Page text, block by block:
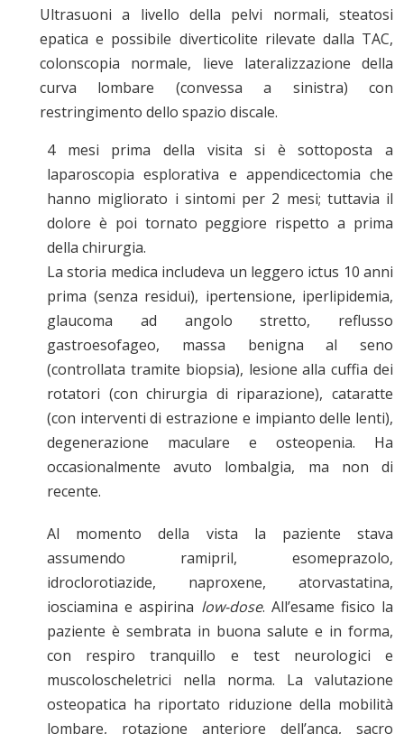
Ultrasuoni a livello della pelvi normali, steatosi
epatica e possibile diverticolite rilevate dalla TAC,
colonscopia normale, lieve lateralizzazione della
curva lombare (convessa a sinistra) con
restringimento dello spazio discale.
4 mesi prima della visita si è sottoposta a
laparoscopia esplorativa e appendicectomia che
hanno migliorato i sintomi per 2 mesi; tuttavia il
dolore è poi tornato peggiore rispetto a prima
della chirurgia.
La storia medica includeva un leggero ictus 10 anni
prima (senza residui), ipertensione, iperlipidemia,
glaucoma ad angolo stretto, reflusso
gastroesofageo, massa benigna al seno
(controllata tramite biopsia), lesione alla cuffia dei
rotatori (con chirurgia di riparazione), cataratte
(con interventi di estrazione e impianto delle lenti),
degenerazione maculare e osteopenia. Ha
occasionalmente avuto lombalgia, ma non di
recente.
Al momento della vista la paziente stava
assumendo ramipril, esomeprazolo,
idroclorotiazide, naproxene, atorvastatina,
iosciamina e aspirina low-dose. All’esame fisico la
paziente è sembrata in buona salute e in forma,
con respiro tranquillo e test neurologici e
muscoloscheletrici nella norma. La valutazione
osteopatica ha riportato riduzione della mobilità
lombare, rotazione anteriore dell’anca, sacro